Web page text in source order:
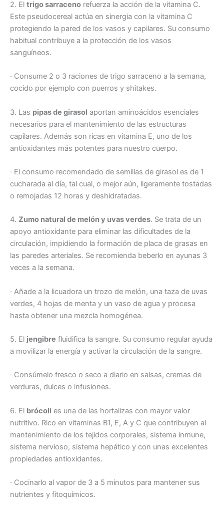
2. El trigo sarraceno refuerza la acción de la vitamina C.
Este pseudocereal actúa en sinergia con la vitamina C
protegiendo la pared de los vasos y capilares. Su consumo
habitual contribuye a la protección de los vasos
sanguíneos.
· Consume 2 o 3 raciones de trigo sarraceno a la semana,
cocido por ejemplo con puerros y shitakes.
3. Las pipas de girasol aportan aminoácidos esenciales
necesarios para el mantenimiento de las estructuras
capilares. Además son ricas en vitamina E, uno de los
antioxidantes más potentes para nuestro cuerpo.
· El consumo recomendado de semillas de girasol es de 1
cucharada al día, tal cual, o mejor aún, ligeramente tostadas
o remojadas 12 horas y deshidratadas.
4. Zumo natural de melón y uvas verdes. Se trata de un
apoyo antioxidante para eliminar las dificultades de la
circulación, impidiendo la formación de placa de grasas en
las paredes arteriales. Se recomienda beberlo en ayunas 3
veces a la semana.
· Añade a la licuadora un trozo de melón, una taza de uvas
verdes, 4 hojas de menta y un vaso de agua y procesa
hasta obtener una mezcla homogénea.
5. El jengibre fluidifica la sangre. Su consumo regular ayuda
a movilizar la energía y activar la circulación de la sangre.
· Consúmelo fresco o seco a diario en salsas, cremas de
verduras, dulces o infusiones.
6. El brócoli es una de las hortalizas con mayor valor
nutritivo. Rico en vitaminas B1, E, A y C que contribuyen al
mantenimiento de los tejidos corporales, sistema inmune,
sistema nervioso, sistema hepático y con unas excelentes
propiedades antioxidantes.
· Cocinarlo al vapor de 3 a 5 minutos para mantener sus
nutrientes y fitoquímicos.